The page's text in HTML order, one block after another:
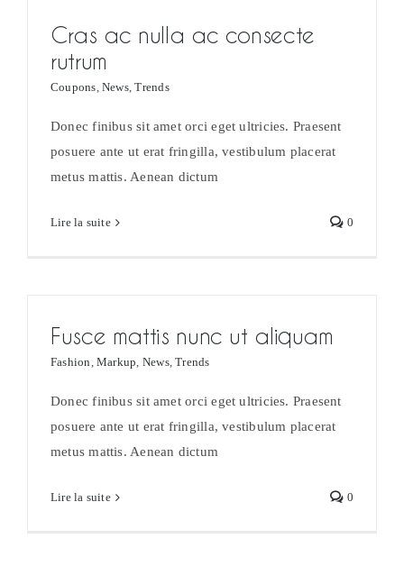
Cras ac nulla ac consecte
rutrum
Coupons,News,Trends
Donec finibus sit amet orci eget ultricies. Praesent
posuere ante ut erat fringilla, vestibulum placerat
metus mattis. Aenean dictum
Lire la suite 0
Fusce mattis nunc ut aliquam
Fashion,Markup, News,Trends
Donec finibus sit amet orci eget ultricies. Praesent
posuere ante ut erat fringilla, vestibulum placerat
metus mattis. Aenean dictum
Lire la suite 0